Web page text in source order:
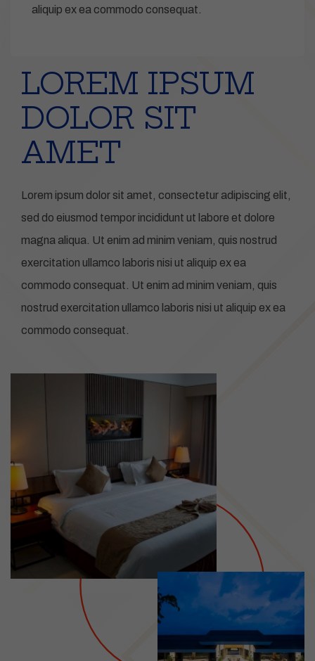
aliquip ex ea commodo consequat.
LOREM IPSUM
DOLOR SIT
AMET
Lorem ipsum dolor sit amet, consectetur adipiscing elit,
sed do eiusmod tempor incididunt ut labore et dolore
magna aliqua. Ut enim ad minim veniam, quis nostrud
exercitation ullamco laboris nisi ut aliquip ex ea
commodo consequat. Ut enim ad minim veniam, quis
nostrud exercitation ullamco laboris nisi ut aliquip ex ea
commodo consequat.